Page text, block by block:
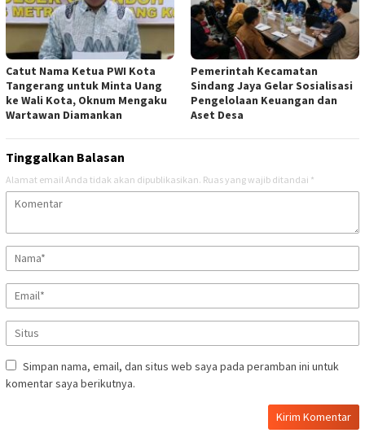
Catut Nama Ketua PWI Kota
Tangerang untuk Minta Uang
ke Wali Kota, Oknum Mengaku
Wartawan Diamankan
Pemerintah Kecamatan
Sindang Jaya Gelar Sosialisasi
Pengelolaan Keuangan dan
Aset Desa
Tinggalkan Balasan
Alamat email Anda tidak akan dipublikasikan. Ruas yang wajib ditandai *
Simpan nama, email, dan situs web saya pada peramban ini untuk
komentar saya berikutnya.